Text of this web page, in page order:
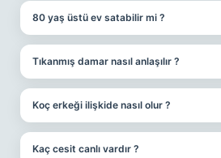
80 yaş üstü ev satabilir mi ?
Tıkanmış damar nasıl anlaşılır ?
Koç erkeği ilişkide nasıl olur ?
Kaç cesit canlı vardır ?